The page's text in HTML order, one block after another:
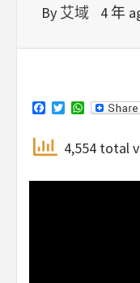
By 艾域 4 年
Facebook
Twitter
4,554 total